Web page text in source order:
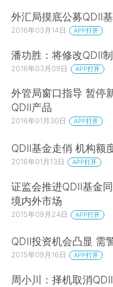
外汇局摸底公募QDII
2016年03月14日 APP打开
潘功胜：将修改QDII
2016年03月09日 APP打开
外管局窗口指导 暂停
QDII产品
2016年01月30日 APP打开
QDII基金走俏 机构额
2016年01月13日 APP打开
证监会推进QDII基金
境内外市场
2015年09月24日 APP打开
QDII投资机会凸显 需
2015年09月16日 APP打开
周小川：择机取消